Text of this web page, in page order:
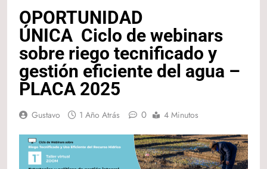
OPORTUNIDAD
ÚNICA Ciclo de webinars
sobre riego tecnificado y
gestión eficiente del agua –
PLACA 2025
Gustavo 1 Año Atrás 0 4 Minutos